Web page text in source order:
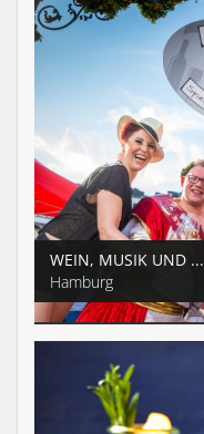
WEIN, MUSIK UND ...
Hamburg